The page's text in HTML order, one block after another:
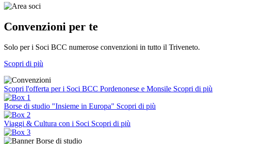
Convenzioni per te
Solo per i Soci BCC numerose convenzioni in tutto il Triveneto.
Scopri di più
Scopri l'offerta per i Soci BCC Pordenonese e Monsile Scopri di più
Borse di studio "Insieme in Europa" Scopri di più
Viaggi & Cultura con i Soci Scopri di più